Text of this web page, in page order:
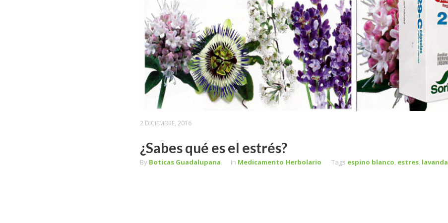
2 DICIEMBRE, 2016
¿Sabes qué es el estrés?
By Boticas Guadalupana In Medicamento Herbolario Tags espino blanco, estres, lavanda